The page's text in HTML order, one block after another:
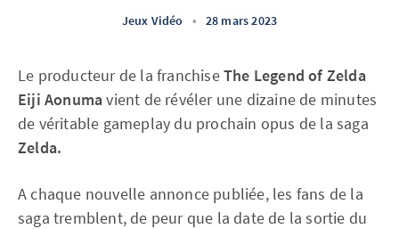
Jeux Vidéo • 28 mars 2023
Le producteur de la franchiseThe Legend of Zelda
Eiji Aonuma vient de révéler une dizaine de minutes
de véritable gameplay du prochain opus de la saga
Zelda.
A chaque nouvelle annonce publiée, les fans de la
saga tremblent, de peur que la date de la sortie du